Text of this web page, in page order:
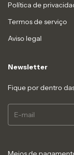
Política de
Termos de serviço
Aviso legal
Newsletter
Fique por dentro